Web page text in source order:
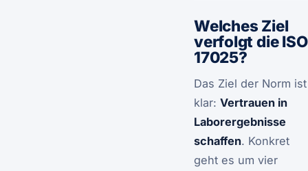
Welches Ziel
verfolgt die ISO
17025?
Das Ziel der Norm ist
klar: Vertrauen in
Laborergebnisse
schaffen. Konkret
geht es um vier